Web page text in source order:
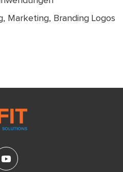
Marketing, Branding Logos